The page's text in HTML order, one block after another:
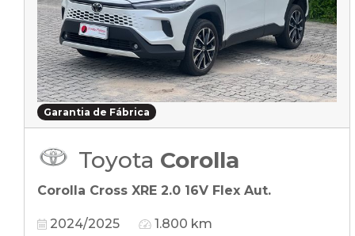
Garantia de Fábrica
Toyota Corolla
Corolla Cross XRE 2.0 16V Flex Aut.
2024/2025 1.800 km